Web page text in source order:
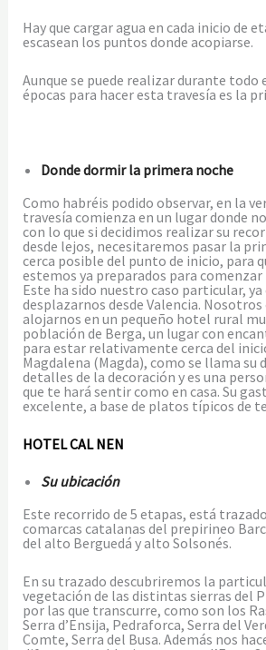
Hay que cargar agua en cada inicio de
escasean los puntos donde acopiarse.
Aunque se puede realizar durante todo
épocas para hacer esta travesía es la
Donde dormir la primera noche
Como habréis podido observar, en la
travesía comienza en un lugar donde
con lo que si decidimos realizar su
desde lejos, necesitaremos pasar la
cerca posible del punto de inicio, para
estemos ya preparados para
Este ha sido nuestro caso particular, ya
desplazarnos desde Valencia.
alojarnos en un pequeño hotel rural
población de Berga, un lugar con
para estar relativamente cerca del
Magdalena (Magda), como se llama su
detalles de la decoración y es una
que te hará sentir como en casa. Su
excelente, a base de platos típicos de
HOTEL CAL NEN
Su ubicación
Este recorrido de 5 etapas, está
comarcas catalanas del prepirineo
del alto Berguedá y alto Solsonés.
En su trazado descubriremos la
vegetación de las distintas sierras del
por las que transcurre, como son los
Serra d’Ensija, Pedraforca, Serra del
Comte, Serra del Busa. Además nos